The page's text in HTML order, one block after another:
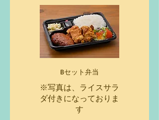
Bセット弁当
※写真は、ライスサラ
ダ付きになっておりま
す